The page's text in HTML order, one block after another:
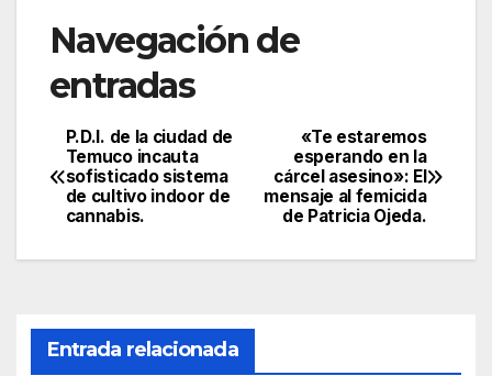
Navegación de
entradas
«Te estaremos
esperando en la
cárcel asesino»: El
mensaje al femicida
de Patricia Ojeda.
P.D.I. de la ciudad de
Temuco incauta
sofisticado sistema
de cultivo indoor de
cannabis.
Entrada relacionada